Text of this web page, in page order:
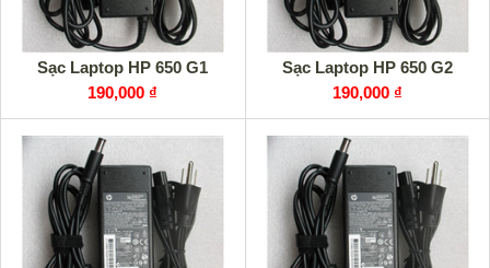
Sạc Laptop HP 650 G1
190,000 ₫
Sạc Laptop HP 650 G2
190,000 ₫